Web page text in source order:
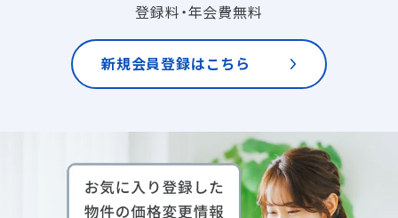
登録料・年会費無料
新規会員登録はこちら